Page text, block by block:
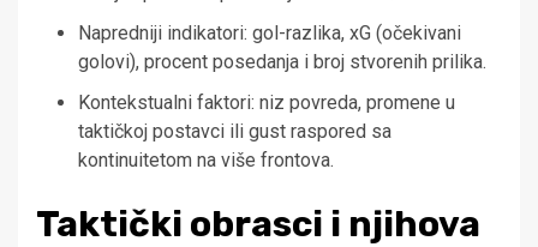
Napredniji indikatori: gol-razlika, xG (očekivani
golovi), procent posedanja i broj stvorenih prilika.
Kontekstualni faktori: niz povreda, promene u
taktičkoj postavci ili gust raspored sa
kontinuitetom na više frontova.
Taktički obrasci i njihova